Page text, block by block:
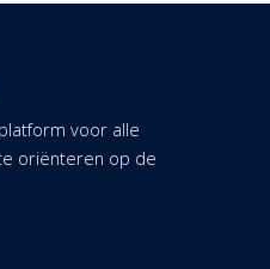
voor alle
oriënteren op de